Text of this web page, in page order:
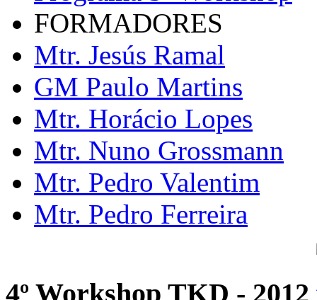
FORMADORES
Mtr. Jesús Ramal
GM Paulo Martins
Mtr. Horácio Lopes
Mtr. Nuno Grossmann
Mtr. Pedro Valentim
Mtr. Pedro Ferreira
4º Workshop TKD - 2012